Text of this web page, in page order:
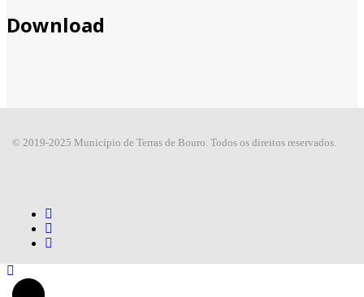
Download
© 2019-2025 Município de Terras de Bouro. Todos os direitos reservados.